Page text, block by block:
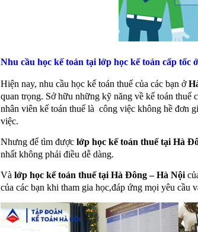
Nhu cầu học kế toán tại lớp học kế toán cấp tốc
Hiện nay, nhu cầu học kế toán thuế của các bạn ở
quan trọng. Sở hữu những kỹ năng về kế toán thuế
nhân viên kế toán thuế là công việc không hề đơn
việc.
Nhưng để tìm được lớp học kế toán thuế tại Hà
nhất không phải điều dễ dàng.
Và lớp học kế toán thuế tại Hà Đông – Hà Nội
của các bạn khi tham gia học,đáp ứng mọi yêu cầu